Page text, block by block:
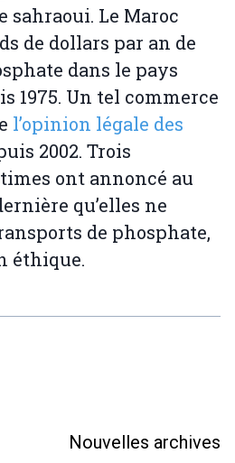
sahraoui. Le Maroc
de dollars par an de
dans le pays
1975. Un tel commerce
l’opinion légale des
2002. Trois
ont annoncé au
qu’elles ne
de phosphate,
éthique.
Nouvelles archives